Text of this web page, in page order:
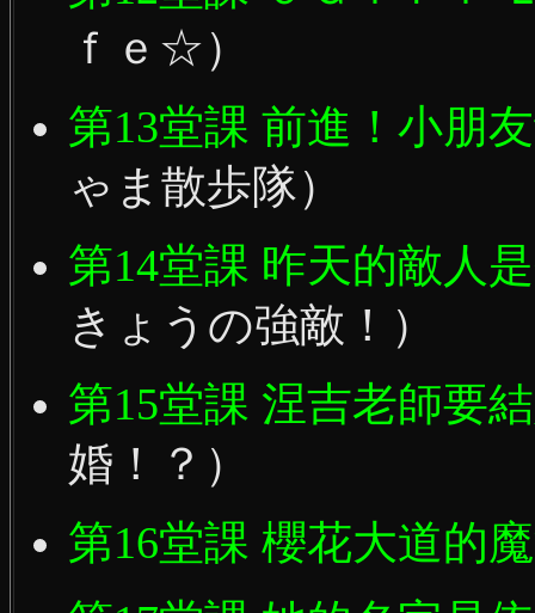
ｆｅ☆）
第13堂課 前進！小朋
ゃま散歩隊）
第14堂課 昨天的敵人
きょうの強敵！）
第15堂課 涅吉老師要
婚！？）
第16堂課 櫻花大道的